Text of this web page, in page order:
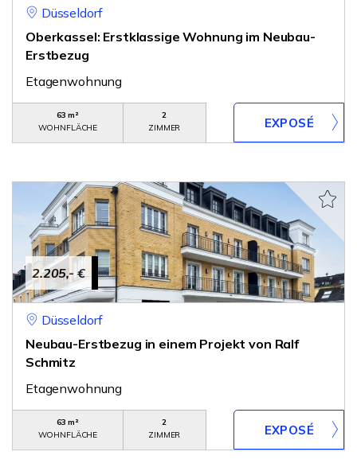
Düsseldorf
Oberkassel: Erstklassige Wohnung im Neubau-
Erstbezug
Etagenwohnung
63 m²
WOHNFLÄCHE
2
ZIMMER
2.205,- €
Düsseldorf
Neubau-Erstbezug in einem Projekt von Ralf
Schmitz
Etagenwohnung
63 m²
WOHNFLÄCHE
2
ZIMMER